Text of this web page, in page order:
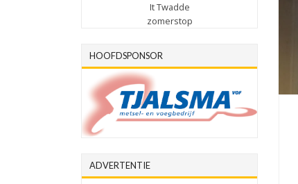
It Twadde
zomerstop
HOOFDSPONSOR
ADVERTENTIE